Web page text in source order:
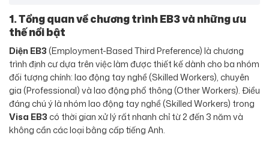
1. Tổng quan về chương trình EB3 và những ưu
thế nổi bật
Diện EB3(Employment-Based Third Preference) là chương
trình định cư dựa trên việc làm được thiết kế dành cho ba nhóm
đối tượng chính: lao động tay nghề (Skilled Workers), chuyên
gia (Professional) và lao động phổ thông (Other Workers). Điều
đáng chú ý là nhóm lao động tay nghề (Skilled Workers) trong
Visa EB3 có thời gian xử lý rất nhanh chỉ từ 2 đến 3 năm và
không cần các loại bằng cấp tiếng Anh.